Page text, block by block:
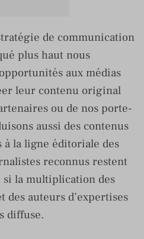
de communication
plus haut nous
aux médias
leur contenu original
ou de nos porte-
aussi des contenus
à la ligne éditoriale des
reconnus restent
si la multiplication des
des auteurs d’expertises
diffuse.